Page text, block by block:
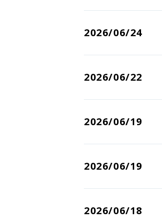
2026/06/24
2026/06/22
2026/06/19
2026/06/19
2026/06/18